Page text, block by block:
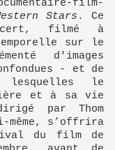
film-
Stars . Ce
filmé à
sur le
d'images
- et de
lesquelles le
et à sa vie
par Thom
même, s’offrira
du film de